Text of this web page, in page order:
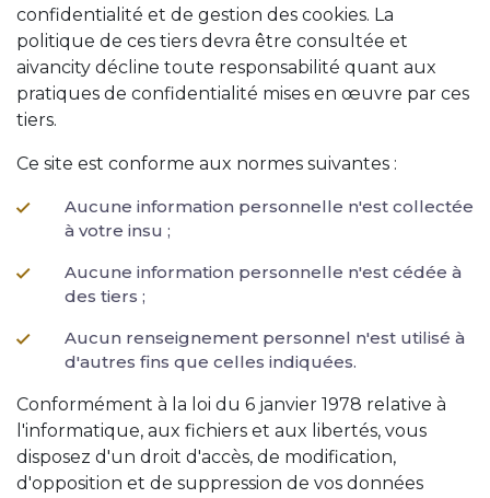
confidentialité et de gestion des cookies. La
politique de ces tiers devra être consultée et
aivancity décline toute responsabilité quant aux
pratiques de confidentialité mises en œuvre par ces
tiers.
Ce site est conforme aux normes suivantes :
Aucune information personnelle n'est collectée
à votre insu ;
Aucune information personnelle n'est cédée à
des tiers ;
Aucun renseignement personnel n'est utilisé à
d'autres fins que celles indiquées.
Conformément à la loi du 6 janvier 1978 relative à
l'informatique, aux fichiers et aux libertés, vous
disposez d'un droit d'accès, de modification,
d'opposition et de suppression de vos données